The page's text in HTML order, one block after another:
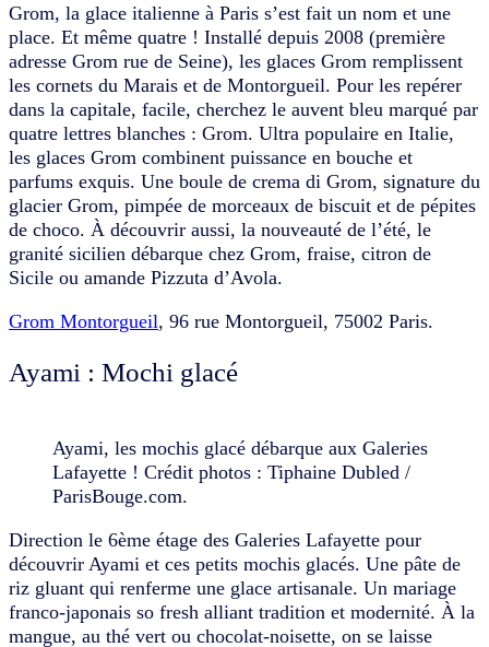
Grom, la glace italienne à Paris s’est fait un nom et une
place. Et même quatre ! Installé depuis 2008 (première
adresse Grom rue de Seine), les glaces Grom remplissent
les cornets du Marais et de Montorgueil. Pour les repérer
dans la capitale, facile, cherchez le auvent bleu marqué par
quatre lettres blanches : Grom. Ultra populaire en Italie,
les glaces Grom combinent puissance en bouche et
parfums exquis. Une boule de crema di Grom, signature du
glacier Grom, pimpée de morceaux de biscuit et de pépites
de choco. À découvrir aussi, la nouveauté de l’été, le
granité sicilien débarque chez Grom, fraise, citron de
Sicile ou amande Pizzuta d’Avola.
Grom Montorgueil, 96 rue Montorgueil, 75002 Paris.
Ayami : Mochi glacé
Ayami, les mochis glacé débarque aux Galeries
Lafayette ! Crédit photos : Tiphaine Dubled /
ParisBouge.com.
Direction le 6ème étage des Galeries Lafayette pour
découvrir Ayami et ces petits mochis glacés. Une pâte de
riz gluant qui renferme une glace artisanale. Un mariage
franco-japonais so fresh alliant tradition et modernité. À la
mangue, au thé vert ou chocolat-noisette, on se laisse